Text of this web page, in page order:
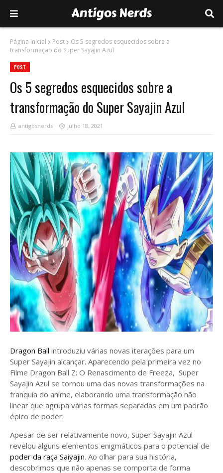
Página inicial Post
Os 5 segredos esquecidos sobre a
transformação do Super Sayajin Azul
POST
Os 5 segredos esquecidos sobre a
transformação do Super Sayajin Azul
antigosnerds julho 18, 2021
Dragon Ball introduziu várias novas iterações para um
Super Sayajin alcançar. Aparecendo pela primeira vez no
Filme Dragon Ball Z: O Renascimento de Freeza, Super
Sayajin Azul se tornou uma das novas transformações na
franquia do anime, elaborando uma transformação não
linear que agrupa várias formas separadas em um padrão
épico de poder.
Apesar de ser relativamente novo, Super Sayajin Azul
revelou alguns elementos enigmáticos para o potencial de
poder da raça Saiyajin. Ao olhar para sua história,
descobrimos que não apenas se comporta de forma